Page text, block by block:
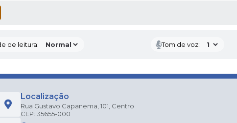
de leitura: Tom de voz:
Localização
Rua Gustavo Capanema, 101, Centro
CEP: 35655-000